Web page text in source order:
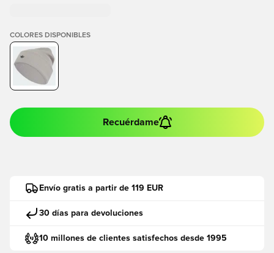
COLORES DISPONIBLES
Recuérdame
Envío gratis a partir de 119 EUR
30 días para devoluciones
10 millones de clientes satisfechos desde 1995